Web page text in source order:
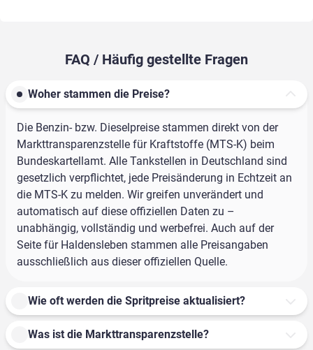
FAQ / Häufig gestellte Fragen
Woher stammen die Preise?
Die Benzin- bzw. Dieselpreise stammen direkt von der
Markttransparenzstelle für Kraftstoffe (MTS-K) beim
Bundeskartellamt. Alle Tankstellen in Deutschland sind
gesetzlich verpflichtet, jede Preisänderung in Echtzeit an
die MTS-K zu melden. Wir greifen unverändert und
automatisch auf diese offiziellen Daten zu –
unabhängig, vollständig und werbefrei. Auch auf der
Seite für Haldensleben stammen alle Preisangaben
ausschließlich aus dieser offiziellen Quelle.
Wie oft werden die Spritpreise aktualisiert?
Was ist die Markttransparenzstelle?